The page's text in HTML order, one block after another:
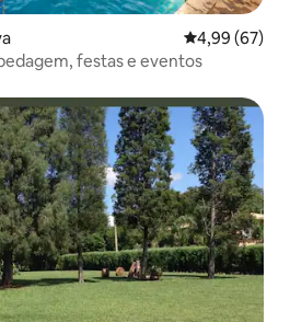
4,99 de uma
4,99 (67)
festas e eventos